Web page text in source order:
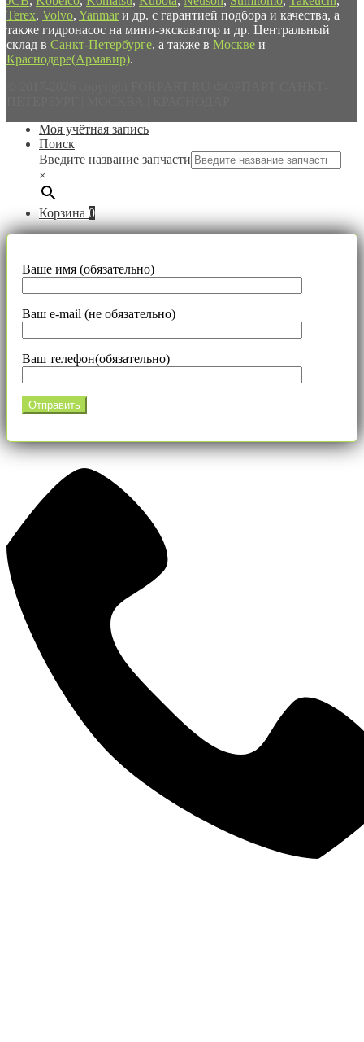
Terex, Volvo, Yanmar и др. с гарантией подбора и качества, а
также гидронасос на мини-экскаватор и др. Центральный
склад в Санкт-Петербурге, а также в Москве и
Краснодаре(Армавир).
Моя учётная запись
Поиск
Введите название запчасти
×
Корзина 0
Ваше имя (обязательно)
Ваш e-mail (не обязательно)
Ваш телефон(обязательно)